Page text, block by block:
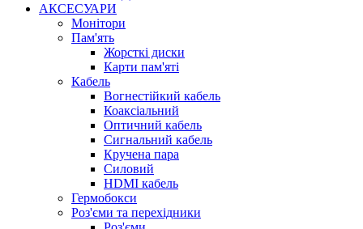
АКСЕСУАРИ
Монітори
Пам'ять
Жорсткі диски
Карти пам'яті
Кабель
Вогнестійкий кабель
Коаксіальний
Оптичний кабель
Сигнальний кабель
Кручена пара
Силовий
HDMI кабель
Гермобокси
Роз'єми та перехідники